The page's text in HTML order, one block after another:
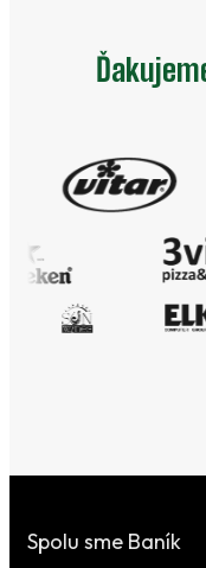
Spolu sme Baník